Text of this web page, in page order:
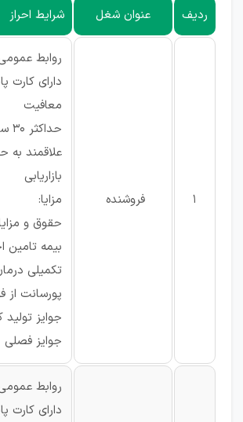
ردیف عنوان شغل شرایط احراز
1 فروشنده
روابط عمومی
دارای کارت
معافیت
حداکثر 30 سال سن
علاقمند به
بازاریابی
مزایا:
حقوق و
بیمه تامین
تکمیلی
پورسانت از
جوایز تولید
جوایز فصلی
روابط عمومی
دارای کارت